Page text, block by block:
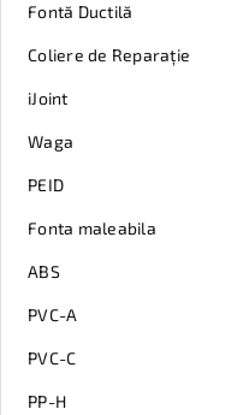
Fontă Ductilă
Coliere de Reparație
iJoint
Waga
PEID
Fonta maleabila
ABS
PVC-A
PVC-C
PP-H